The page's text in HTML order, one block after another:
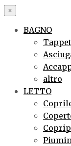
×
BAGNO
altro
LETTO